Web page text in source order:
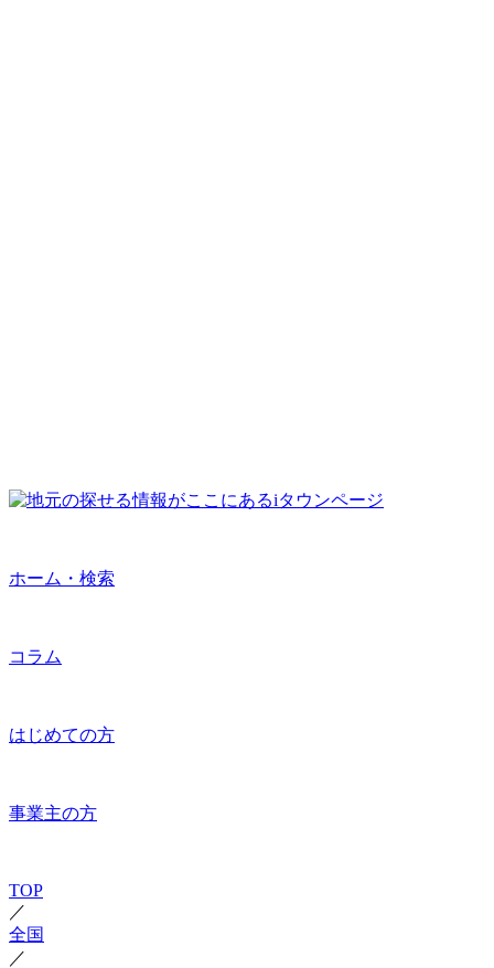
ホーム・検索
コラム
はじめての方
事業主の方
TOP
／
全国
／